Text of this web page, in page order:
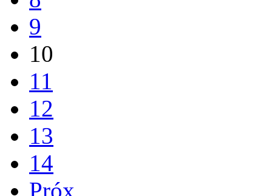
9
10
11
12
13
14
Próx